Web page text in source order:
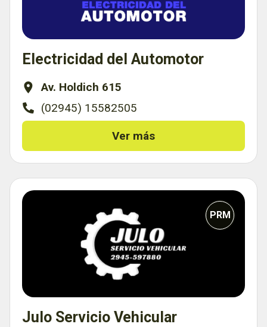
Electricidad del Automotor
Av. Holdich 615
(02945) 15582505
Ver más
PRM
Julo Servicio Vehicular